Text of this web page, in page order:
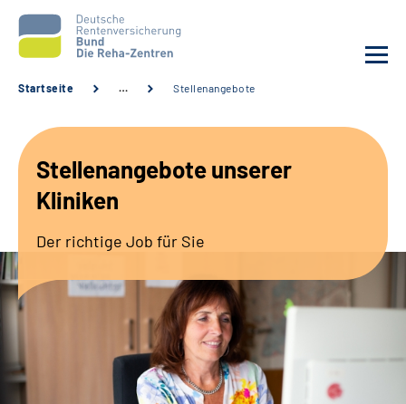
Unsere Kliniken
Sozialdienste & Zuweisende
Erweiterte Suche
Startseite … Stellenangebote
Stellenangebote unserer
Kliniken
Der richtige Job für Sie